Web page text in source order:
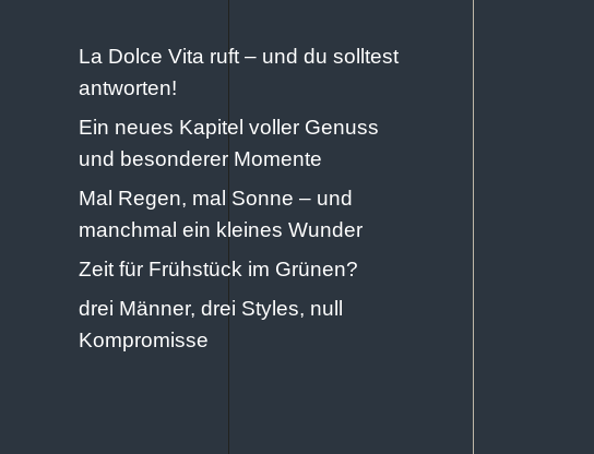
La Dolce Vita ruft – und du solltest
antworten!
Ein neues Kapitel voller Genuss
und besonderer Momente
Mal Regen, mal Sonne – und
manchmal ein kleines Wunder
Zeit für Frühstück im Grünen?
drei Männer, drei Styles, null
Kompromisse